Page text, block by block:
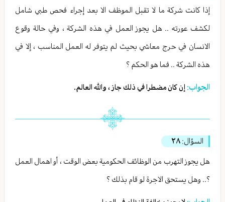
إذا كانت شركة ما لا تقبل الموظف الا بعد إجراء فحص طبي شامل
لكشف عورته .. هل يجوز العمل في هذه الشركة ، وفي حالة وقوع
الانسان في حرج معاشي بحيث لم يتوفر له العمل المناسب ، إلا في
هذه الشركة .. فما هو الحكم ؟
الجواب: إن كان مضطرا في ذلك جاز ، والله العالم.
السؤال: ٢٨
هل يجوز التهرب من الوظائف الحكومية بعض الوقت ، أو اهمال العمل
؟.. وهل يستحق الاجرة لو قام بذلك ؟